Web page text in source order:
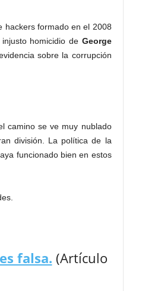
hackers formado en el 2008
homicidio de George
sobre la corrupción
camino se ve muy nublado
división. La política de la
funcionado bien en estos
falsa. (Artículo